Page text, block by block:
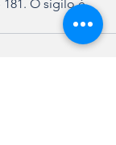
181. O sigilo é